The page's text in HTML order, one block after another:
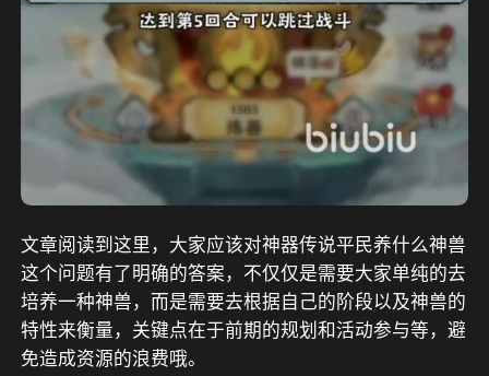
文章阅读到这里，大家应该对神器传说平民养什么神兽
这个问题有了明确的答案，不仅仅是需要大家单纯的去
培养一种神兽，而是需要去根据自己的阶段以及神兽的
特性来衡量，关键点在于前期的规划和活动参与等，避
免造成资源的浪费哦。